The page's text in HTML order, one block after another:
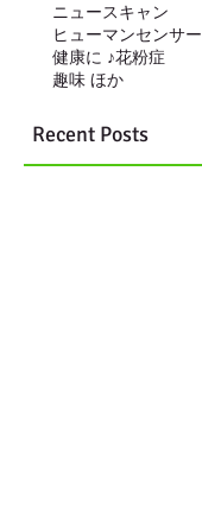
ニュースキャン
ヒューマンセンサー
健康に ♪花粉症
趣味 ほか
Recent Posts